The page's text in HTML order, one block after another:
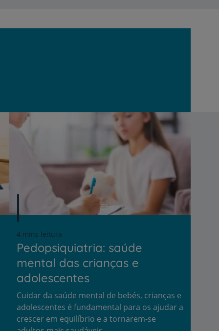
4 mins leitura
Pedopsiquiatria: saúde
mental das crianças e
adolescentes
Cuidar da saúde mental de bebés, crianças e
adolescentes é fundamental para os ajudar a
crescer em equilíbrio e a tornarem-se